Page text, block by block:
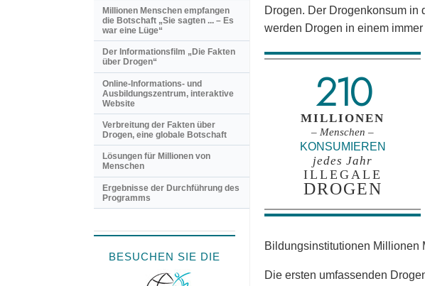
Drogen. Der Drogenkonsum in
werden Drogen in einem
210
MILLIONEN
– Menschen –
KONSUMIEREN
jedes Jahr
ILLEGALE
DROGEN
Bildungsinstitutionen Millionen
Die ersten umfassenden
Millionen Menschen empfangen
die Botschaft „Sie sagten ... – Es
war eine Lüge“
Der Informationsfilm „Die Fakten
über Drogen“
Online-Informations- und
Ausbildungszentrum, interaktive
Website
Verbreitung der Fakten über
Drogen, eine globale Botschaft
Lösungen für Millionen von
Menschen
Ergebnisse der Durchführung des
Programms
BESUCHEN SIE DIE